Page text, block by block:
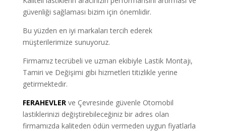
güvenliği sağlaması bizim için önemlidir.
Bu yüzden en iyi markaları tercih ederek
müşterilerimize sunuyoruz.
Firmamız tecrübeli ve uzman ekibiyle Lastik Montajı,
Tamiri ve Değişimi gibi hizmetleri titizlikle yerine
getirmektedir.
FERAHEVLER ve Çevresinde güvenle Otomobil
lastiklerinizi değiştirebileceğiniz bir adres olan
firmamızda kaliteden ödün vermeden uygun fiyatlarla